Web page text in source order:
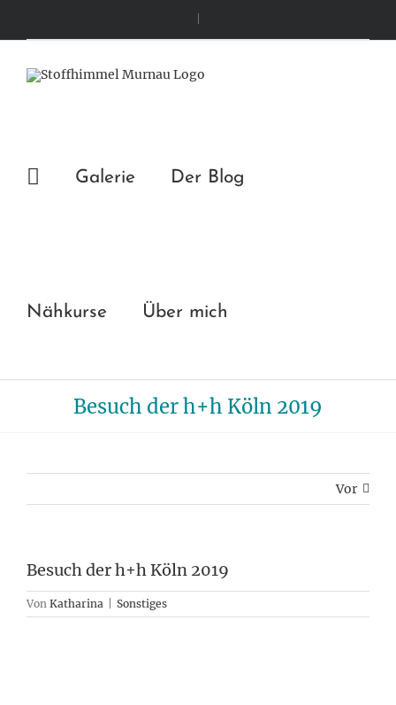
springen
Galerie Der Blog
Nähkurse Über mich
Besuch der h+h Köln 2019
Vor
Besuch der h+h Köln 2019
Von Katharina Sonstiges